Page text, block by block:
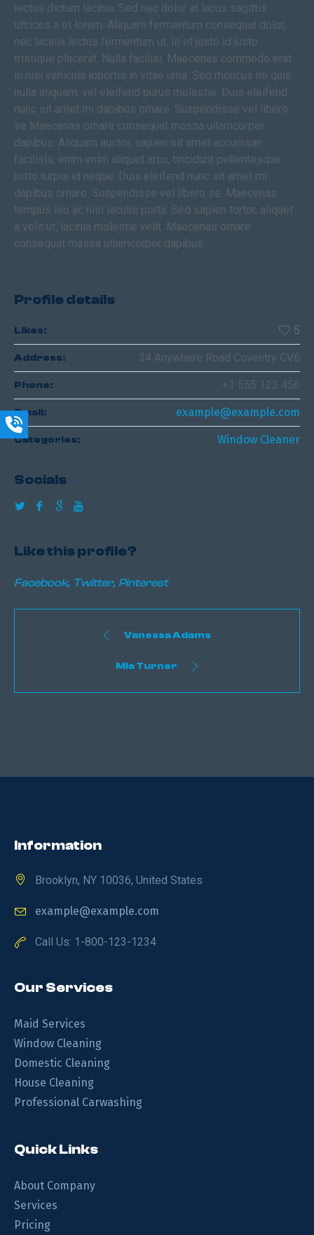
lectus dictum lacinia. Sed nec dolor at lacus sagittis
ultrices a et lorem. Aliquam fermentum consequat dolor,
nec lacinia lectus fermentum ut. In et justo id justo
tristique placerat. Nulla facilisi. Maecenas commodo erat
in nisi vehicula lobortis in vitae urna. Sed rhoncus mi quis
nulla aliquam, vel eleifend purus molestie. Duis eleifend
nunc sit amet mi dapibus ornare. Suspendisse vel libero
se Maecenas ornare consequat massa ullamcorper
dapibus. Aliquam auctor, sapien sit amet accumsan
facilisis, enim enim aliquet arcu, tincidunt pellentesque
justo turpis id neque. Duis eleifend nunc sit amet mi
dapibus ornare. Suspendisse vel libero se. Maecenas
tempus leo ac nisi iaculis porta. Sed sapien tortor, aliquet
a velit ut, lacinia molestie velit. Maecenas ornare
consequat massa ullamcorper dapibus.
Profile details
Likes: 5
Address: 34 Anywhere Road Coventry CV6
Phone: +1 555 123 456
Email: example@example.com
Categories: Window Cleaner
Socials
Like this profile?
Facebook Twitter Pinterest
Vanessa Adams
Mia Turner
Information
Brooklyn, NY 10036, United States
example@example.com
Call Us: 1-800-123-1234
Our Services
Maid Services
Window Cleaning
Domestic Cleaning
House Cleaning
Professional Carwashing
Quick Links
About Company
Services
Pricing